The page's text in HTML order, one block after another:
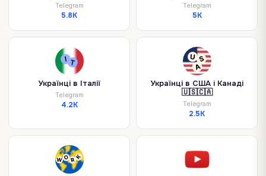
Telegram
5.8K
Telegram
5K
Українці в Італії
Telegram
4.2K
Українці в США і Канаді
🇺🇸🇨🇦
Telegram
2.5K